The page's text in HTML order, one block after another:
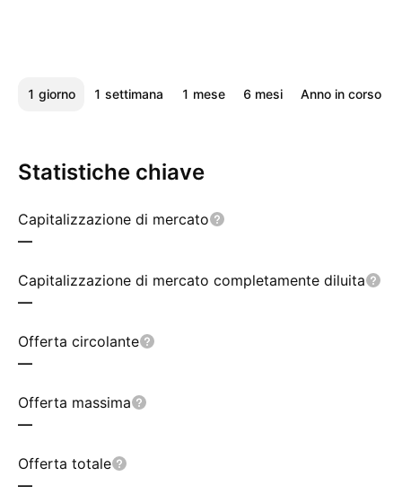
1 giorno 1 settimana 1 mese 6 mesi Anno in corso
Statistiche chiave
Capitalizzazione di mercato
—
Capitalizzazione di mercato completamente diluita
—
Offerta circolante
—
Offerta massima
—
Offerta totale
—